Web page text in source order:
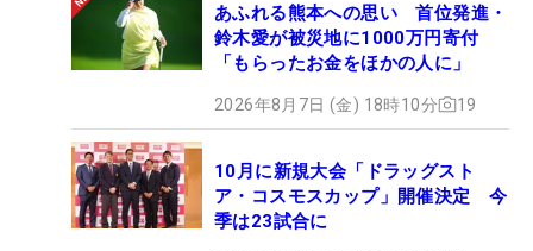
あふれる熊本への思い 首位発進・
鈴木愛が被災地に1000万円寄付
「もらったお金をほかの人に」
2026年8月7日 (金) 18時10分 19
10月に新規大会「ドラッグスト
ア・コスモスカップ」開催決定 今
季は23試合に